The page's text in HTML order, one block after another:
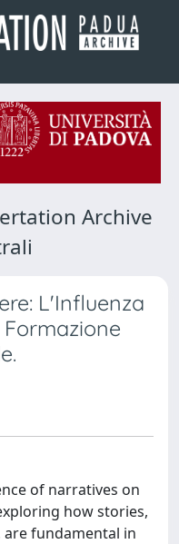
Archive
L'Influenza
of narratives on
how stories,
fundamental in